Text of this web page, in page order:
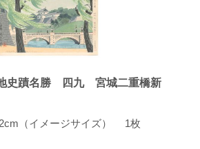
史蹟名勝 四九 宮城二重橋新
（イメージサイズ） 1枚